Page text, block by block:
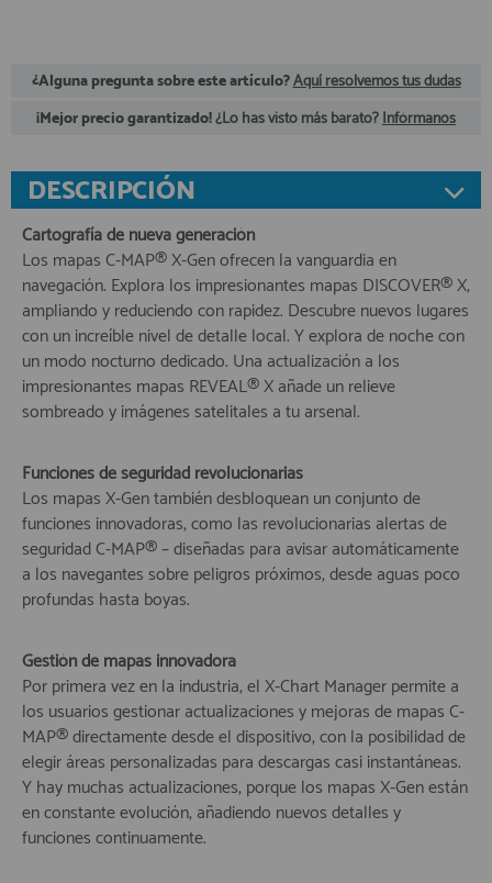
910 60 71 03
HORARIO de TIENDA:
Sábados de 10:00 a 14:00
info@francobordo.com
¿Alguna pregunta sobre este artículo?Aquí resolvemos tus dudas
¡Mejor precio garantizado!¿Lo has visto más barato?Infórmanos
DESCRIPCIÓN
Cartografía de nueva generación
Los mapas C-MAP® X-Gen ofrecen la vanguardia en
navegación. Explora los impresionantes mapas DISCOVER® X,
ampliando y reduciendo con rapidez. Descubre nuevos lugares
con un increíble nivel de detalle local. Y explora de noche con
un modo nocturno dedicado. Una actualización a los
impresionantes mapas REVEAL® X añade un relieve
sombreado y imágenes satelitales a tu arsenal.
Funciones de seguridad revolucionarias
Los mapas X-Gen también desbloquean un conjunto de
funciones innovadoras, como las revolucionarias alertas de
seguridad C-MAP® – diseñadas para avisar automáticamente
a los navegantes sobre peligros próximos, desde aguas poco
profundas hasta boyas.
Gestión de mapas innovadora
Por primera vez en la industria, el X-Chart Manager permite a
los usuarios gestionar actualizaciones y mejoras de mapas C-
MAP® directamente desde el dispositivo, con la posibilidad de
elegir áreas personalizadas para descargas casi instantáneas.
Y hay muchas actualizaciones, porque los mapas X-Gen están
en constante evolución, añadiendo nuevos detalles y
funciones continuamente.